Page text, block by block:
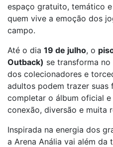
espaço gratuito, temático
quem vive a emoção dos
campo.
Até o dia 19 de julho, o
Outback) se transforma
dos colecionadores e
adultos podem trazer suas
completar o álbum oficial
conexão, diversão e muita
Inspirada na energia dos
a Arena Anália vai além da